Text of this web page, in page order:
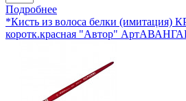
Подробнее
*Кисть из волоса белки (имитация)
коротк.красная "Автор"